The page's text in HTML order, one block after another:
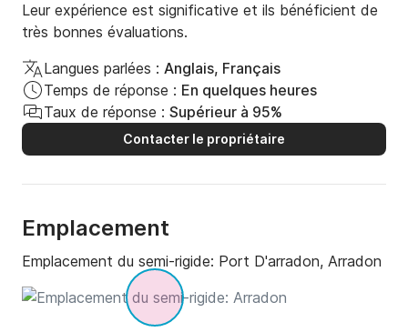
Leur expérience est significative et ils bénéficient de
très bonnes évaluations.
Langues parlées : Anglais, Français
Temps de réponse : En quelques heures
Taux de réponse : Supérieur à 95%
Contacter le propriétaire
Emplacement
Emplacement du semi-rigide: Port D'arradon, Arradon